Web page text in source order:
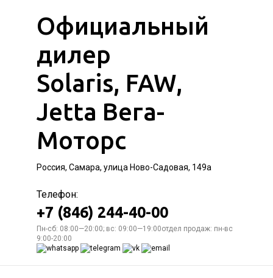
Официальный
дилер
Solaris, FAW,
Jetta Вега-
Моторс
Россия, Самара, улица Ново-Садовая, 149а
Телефон:
+7 (846) 244-40-00
Пн-сб: 08:00—20:00; вс: 09:00—19:00отдел продаж: пн-вс
9:00-20:00